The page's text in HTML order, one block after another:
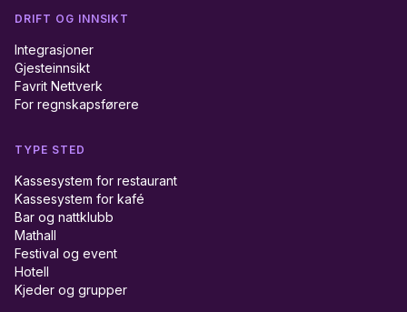
DRIFT OG INNSIKT
Integrasjoner
Gjesteinnsikt
Favrit Nettverk
For regnskapsførere
TYPE STED
Kassesystem for restaurant
Kassesystem for kafé
Bar og nattklubb
Mathall
Festival og event
Hotell
Kjeder og grupper